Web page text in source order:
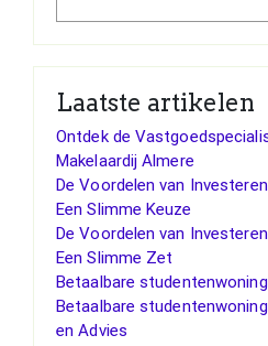
Laatste artikelen
Ontdek de
Makelaardij Almere
De Voordelen van
Een Slimme Keuze
De Voordelen van
Een Slimme Zet
Betaalbare
Betaalbare
en Advies